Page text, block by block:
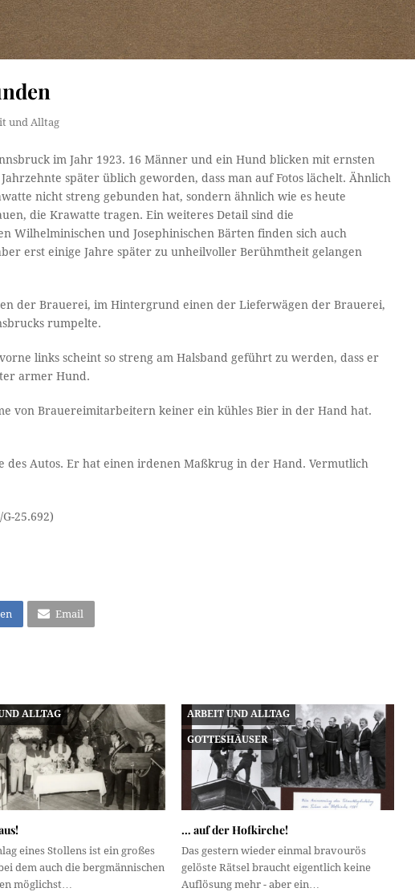
und Alltag
im Jahr 1923. 16 Männer und ein Hund blicken mit ernsten
später üblich geworden, dass man auf Fotos lächelt. Ähnlich
nicht streng gebunden hat, sondern ähnlich wie es heute
die Krawatte tragen. Ein weiteres Detail sind die
Wilhelminischen und Josephinischen Bärten finden sich auch
erst einige Jahre später zu unheilvoller Berühmtheit gelangen
der Brauerei, im Hintergrund einen der Lieferwägen der Brauerei,
rumpelte.
links scheint so streng am Halsband geführt zu werden, dass er
armer Hund.
von Brauereimitarbeitern keiner ein kühles Bier in der Hand hat.
des Autos. Er hat einen irdenen Maßkrug in der Hand. Vermutlich
25.692)
Email
ALLTAG
eines Stollens ist ein großes
dem auch die bergmännischen
möglichst…
ARBEIT UND ALLTAG
GOTTESHÄUSER
… auf der Hofkirche!
Das gestern wieder einmal bravourös
gelöste Rätsel braucht eigentlich keine
Auflösung mehr - aber ein…